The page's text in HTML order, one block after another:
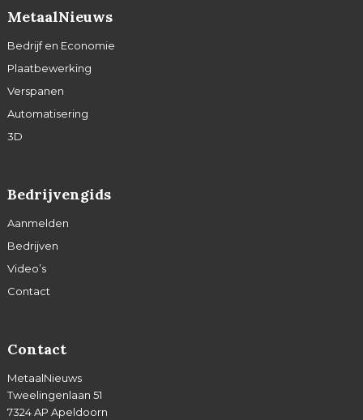
MetaalNieuws
Bedrijf en Economie
Plaatbewerking
Verspanen
Automatisering
3D
Bedrijvengids
Aanmelden
Bedrijven
Video’s
Contact
Contact
MetaalNieuws
Tweelingenlaan 51
7324 AP Apeldoorn